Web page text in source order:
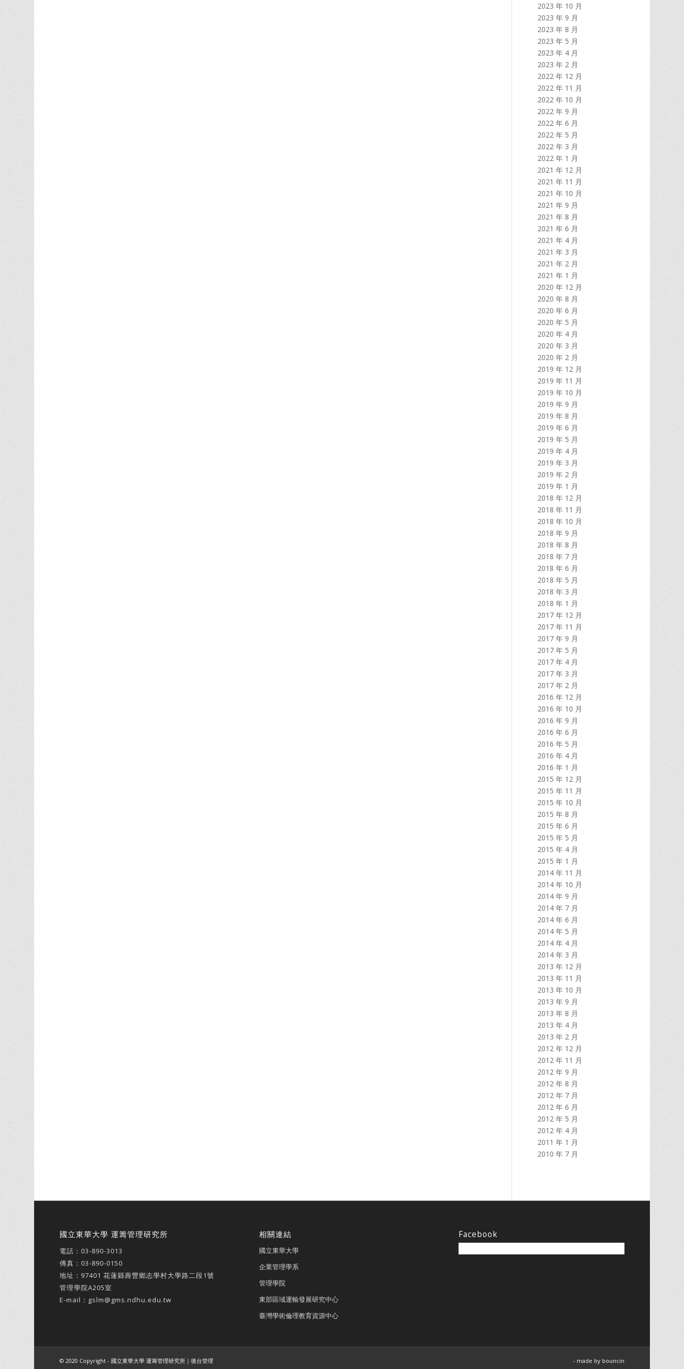
2023 年 10 月
2023 年 9 月
2023 年 8 月
2023 年 5 月
2023 年 4 月
2023 年 2 月
2022 年 12 月
2022 年 11 月
2022 年 10 月
2022 年 9 月
2022 年 6 月
2022 年 5 月
2022 年 3 月
2022 年 1 月
2021 年 12 月
2021 年 11 月
2021 年 10 月
2021 年 9 月
2021 年 8 月
2021 年 6 月
2021 年 4 月
2021 年 3 月
2021 年 2 月
2021 年 1 月
2020 年 12 月
2020 年 8 月
2020 年 6 月
2020 年 5 月
2020 年 4 月
2020 年 3 月
2020 年 2 月
2019 年 12 月
2019 年 11 月
2019 年 10 月
2019 年 9 月
2019 年 8 月
2019 年 6 月
2019 年 5 月
2019 年 4 月
2019 年 3 月
2019 年 2 月
2019 年 1 月
2018 年 12 月
2018 年 11 月
2018 年 10 月
2018 年 9 月
2018 年 8 月
2018 年 7 月
2018 年 6 月
2018 年 5 月
2018 年 3 月
2018 年 1 月
2017 年 12 月
2017 年 11 月
2017 年 9 月
2017 年 5 月
2017 年 4 月
2017 年 3 月
2017 年 2 月
2016 年 12 月
2016 年 10 月
2016 年 9 月
2016 年 6 月
2016 年 5 月
2016 年 4 月
2016 年 1 月
2015 年 12 月
2015 年 11 月
2015 年 10 月
2015 年 8 月
2015 年 6 月
2015 年 5 月
2015 年 4 月
2015 年 1 月
2014 年 11 月
2014 年 10 月
2014 年 9 月
2014 年 7 月
2014 年 6 月
2014 年 5 月
2014 年 4 月
2014 年 3 月
2013 年 12 月
2013 年 11 月
2013 年 10 月
2013 年 9 月
2013 年 8 月
2013 年 4 月
2013 年 2 月
2012 年 12 月
2012 年 11 月
2012 年 9 月
2012 年 8 月
2012 年 7 月
2012 年 6 月
2012 年 5 月
2012 年 4 月
2011 年 1 月
2010 年 7 月
國立東華大學 運籌管理研究所
電話： 03-890-3013
傳真：03-890-0150
地址： 97401 花蓮縣壽豐鄉志學村大學路二段1號
管理學院A205室
E-mail： gslm@gms.ndhu.edu.tw
相關連結
國立東華大學
企業管理學系
管理學院
東部區域運輸發展研究中心
臺灣學術倫理教育資源中心
Facebook
© 2020 Copyright - 國立東華大學 運籌管理研究所｜後台管理 - made by bouncin